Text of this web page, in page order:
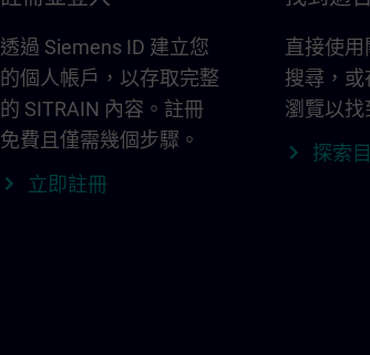
透過 Siemens ID 建立您
的個人帳戶，以存取完整
的 SITRAIN 內容。註冊
免費且僅需幾個步驟。
立即註冊
直接使
搜尋，或
瀏覽以找
探索